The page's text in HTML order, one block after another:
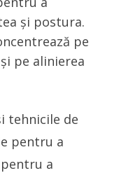
și postura.
pe
pe alinierea
tehnicile de
pentru a
a